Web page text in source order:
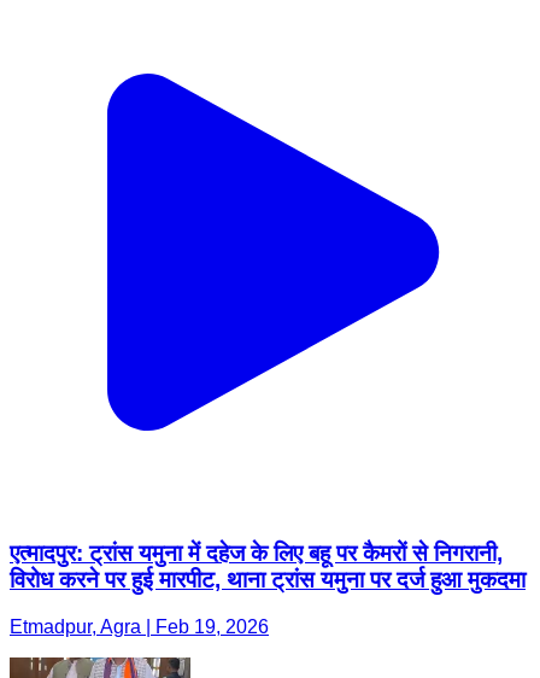
एत्मादपुर: ट्रांस यमुना में दहेज के लिए बहू पर कैमरों से निगरानी,
विरोध करने पर हुई मारपीट, थाना ट्रांस यमुना पर दर्ज हुआ मुकदमा
Etmadpur, Agra | Feb 19, 2026